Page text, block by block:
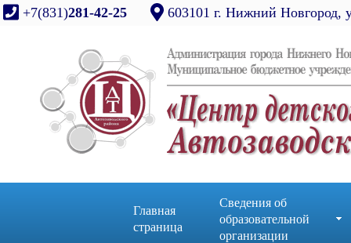
+7(831)281-42-25 603101 г. Нижний Новгород,
Главная
страница
Сведения об
образовательной
организации